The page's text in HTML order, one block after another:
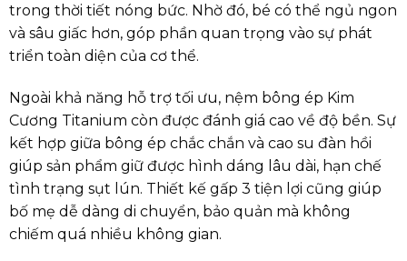
trong thời tiết nóng bức. Nhờ đó, bé có thể ngủ ngon
và sâu giấc hơn, góp phần quan trọng vào sự phát
triển toàn diện của cơ thể.
Ngoài khả năng hỗ trợ tối ưu, nệm bông ép Kim
Cương Titanium còn được đánh giá cao về độ bền. Sự
kết hợp giữa bông ép chắc chắn và cao su đàn hồi
giúp sản phẩm giữ được hình dáng lâu dài, hạn chế
tình trạng sụt lún. Thiết kế gấp 3 tiện lợi cũng giúp
bố mẹ dễ dàng di chuyển, bảo quản mà không
chiếm quá nhiều không gian.